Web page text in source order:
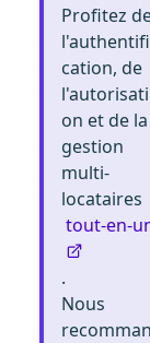
Profitez
l'authentifi
cation, de
l'autorisati
on et de la
gestion
multi-
locataires
tout-en-
.
Nous
recomman